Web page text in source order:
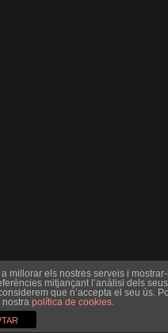
millorar els nostres serveis i
mitjançant l’anàlisi dels seus
que n’accepta el seu ús.
nostra política de cookies.